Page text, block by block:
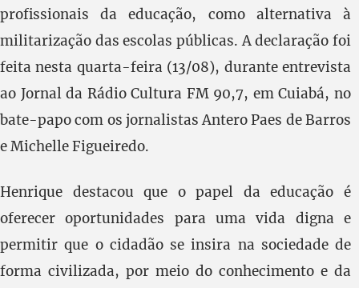
profissionais da educação, como alternativa à
militarização das escolas públicas. A declaração foi
feita nesta quarta-feira (13/08), durante entrevista
ao Jornal da Rádio Cultura FM 90,7, em Cuiabá, no
bate-papo com os jornalistas Antero Paes de Barros
e Michelle Figueiredo.
Henrique destacou que o papel da educação é
oferecer oportunidades para uma vida digna e
permitir que o cidadão se insira na sociedade de
forma civilizada, por meio do conhecimento e da